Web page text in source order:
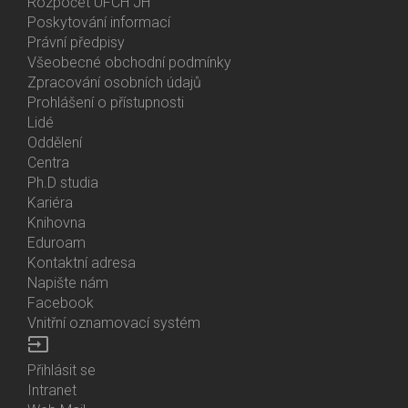
About
Us
Poskytování informací
Právní předpisy
Všeobecné obchodní podmínky
Zpracování osobních údajů
Prohlášení o přístupnosti
Bottom
Menu
Contacts
Lidé
Oddělení
Centra
Ph.D studia
Kariéra
Knihovna
Eduroam
Kontaktní adresa
Napište nám
Facebook
Vnitřní oznamovací systém
input
Bottom
Přihlásit se
Intranet